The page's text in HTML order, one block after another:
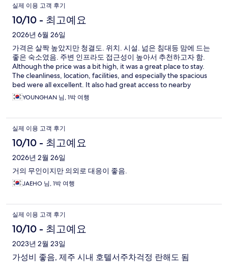
실제 이용 고객 후기
10/10 - 최고예요
2026년 6월 26일
가격은 살짝 높았지만 청결도. 위치. 시설. 넖은 침대등 맘에 드는
좋은 숙소였음. 주변 인프라도 접근성이 높아서 추천하고자 함.
Although the price was a bit high, it was a great place to stay.
The cleanliness, location, facilities, and especially the spacious
bed were all excellent. It also had great access to nearby
restaurants, shops, and public transportation, so I would
definitely recommend it.
YOUNGHAN 님, 1박 여행
실제 이용 고객 후기
10/10 - 최고예요
2026년 2월 26일
거의 무인이지만 의외로 대응이 좋음.
JAEHO 님, 1박 여행
실제 이용 고객 후기
10/10 - 최고예요
2023년 2월 23일
가성비 좋음, 제주 시내 호텔서주차걱정 란해도 됨